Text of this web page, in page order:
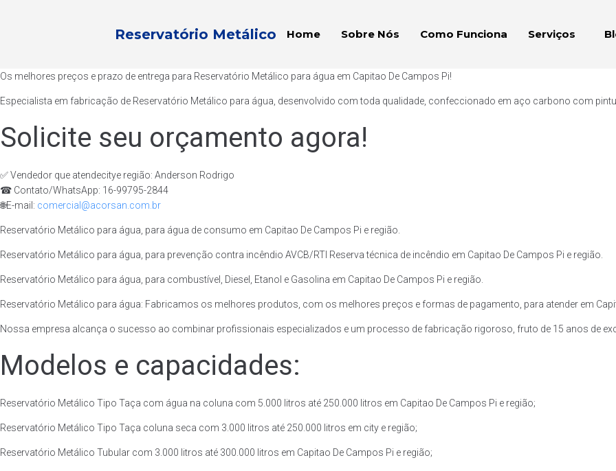
Reservatório Metálico Home Sobre Nós Como Funciona Serviços
Os melhores preços e prazo de entrega para Reservatório Metálico para água em Capitao De Campos Pi!
Especialista em fabricação de Reservatório Metálico para água, desenvolvido com toda qualidade, confeccionado em aço carbono com
Solicite seu orçamento agora!
✅ Vendedor que atendecitye região: Anderson Rodrigo
☎ Contato/WhatsApp: 16-99795-2844
🌐E-mail: comercial@acorsan.com.br
Reservatório Metálico para água, para água de consumo em Capitao De Campos Pi e região.
Reservatório Metálico para água, para prevenção contra incêndio AVCB/RTI Reserva técnica de incêndio em Capitao De Campos Pi e região.
Reservatório Metálico para água, para combustível, Diesel, Etanol e Gasolina em Capitao De Campos Pi e região.
Reservatório Metálico para água: Fabricamos os melhores produtos, com os melhores preços e formas de pagamento, para atender em
Nossa empresa alcança o sucesso ao combinar profissionais especializados e um processo de fabricação rigoroso, fruto de 15 anos de
Modelos e capacidades:
Reservatório Metálico Tipo Taça com água na coluna com 5.000 litros até 250.000 litros em Capitao De Campos Pi e região;
Reservatório Metálico Tipo Taça coluna seca com 3.000 litros até 250.000 litros em city e região;
Reservatório Metálico Tubular com 3.000 litros até 300.000 litros em Capitao De Campos Pi e região;